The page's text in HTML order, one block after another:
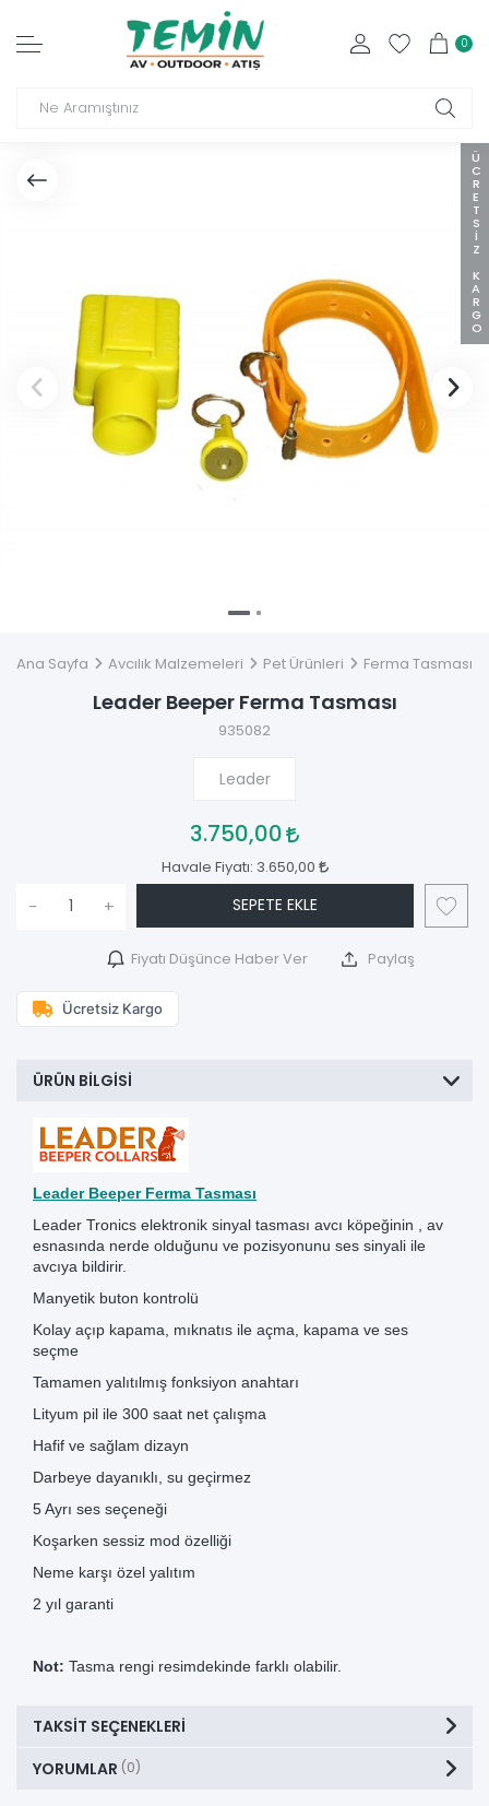
0
ÜCRETSIZ KARGO
Ana Sayfa Avcılık Malzemeleri Pet Ürünleri Ferma Tasması
Leader Beeper Ferma Tasması
935082
Leader
3.750,00
Havale Fiyatı: 3.650,00
- + SEPETE EKLE
Fiyatı Düşünce Haber Ver Paylaş
Ücretsiz Kargo
ÜRÜN BILGISI
Leader Beeper Ferma Tasması
Leader Tronics elektronik sinyal tasması avcı köpeğinin , av
esnasında nerde olduğunu ve pozisyonunu ses sinyali ile
avcıya bildirir.
Manyetik buton kontrolü
Kolay açıp kapama, mıknatıs ile açma, kapama ve ses
seçme
Tamamen yalıtılmış fonksiyon anahtarı
Lityum pil ile 300 saat net çalışma
Hafif ve sağlam dizayn
Darbeye dayanıklı, su geçirmez
5 Ayrı ses seçeneği
Koşarken sessiz mod özelliği
Neme karşı özel yalıtım
2 yıl garanti
Not: Tasma rengi resimdekinde farklı olabilir.
TAKSIT SEÇENEKLERI
YORUMLAR (0)